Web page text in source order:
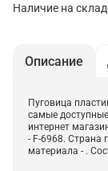
Наличие на
Описание
Пуговица
самые
интернет
- F-6968. Страна
материала - .